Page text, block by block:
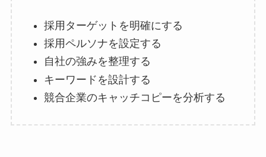
採用ターゲットを明確にする
採用ペルソナを設定する
自社の強みを整理する
キーワードを設計する
競合企業のキャッチコピーを分析する